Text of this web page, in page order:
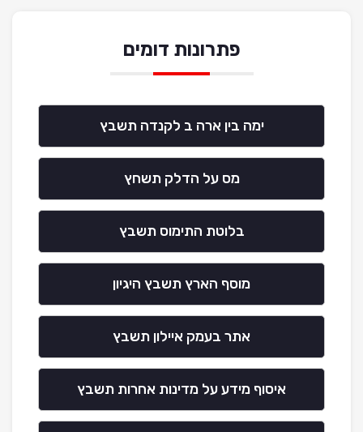
פתרונות דומים
ימה בין ארה ב לקנדה תשבץ
מס על הדלק תשחץ
בלוטת התימוס תשבץ
מוסף הארץ תשבץ היגיון
אתר בעמק איילון תשבץ
איסוף מידע על מדינות אחרות תשבץ